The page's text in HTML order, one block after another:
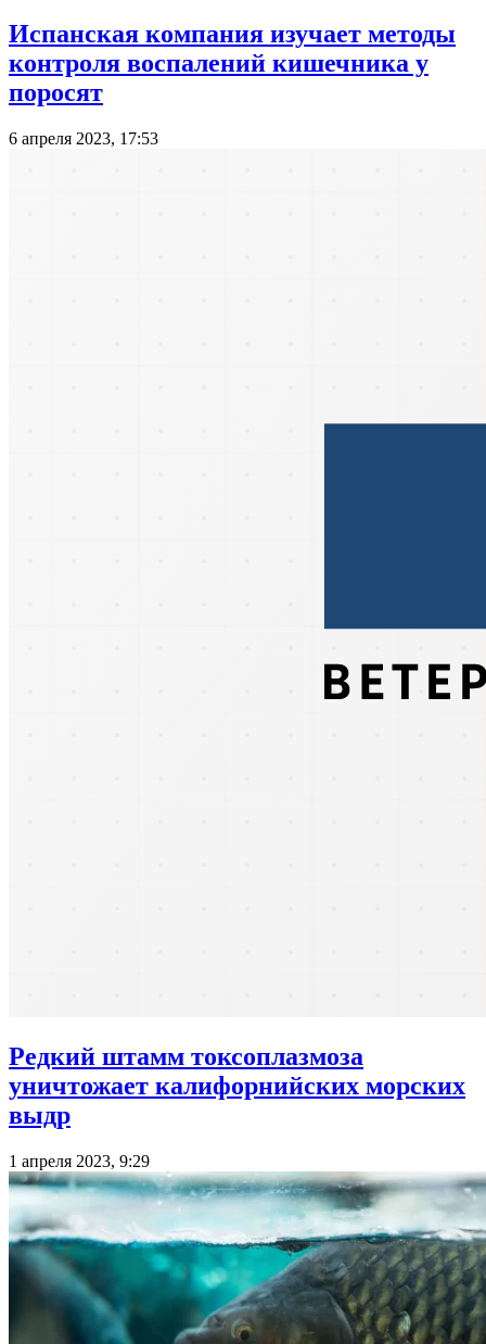
Испанская компания изучает методы
контроля воспалений кишечника у
поросят
6 апреля 2023, 17:53
Редкий штамм токсоплазмоза
уничтожает калифорнийских морских
выдр
1 апреля 2023, 9:29